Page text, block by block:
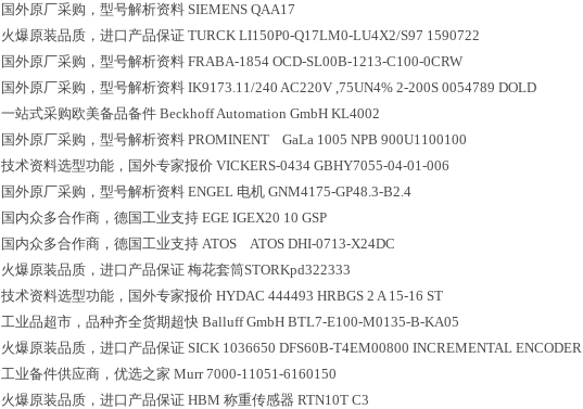
国外原厂采购，型号解析资料 SIEMENS QAA17
火爆原装品质，进口产品保证 TURCK LI150P0-Q17LM0-LU4X2/S97 1590722
国外原厂采购，型号解析资料 FRABA-1854 OCD-SL00B-1213-C100-0CRW
国外原厂采购，型号解析资料 IK9173.11/240 AC220V ,75UN4% 2-200S 0054789 DOLD
一站式采购欧美备品备件 Beckhoff Automation GmbH KL4002
国外原厂采购，型号解析资料 PROMINENT GaLa 1005 NPB 900U1100100
技术资料选型功能，国外专家报价 VICKERS-0434 GBHY7055-04-01-006
国外原厂采购，型号解析资料 ENGEL 电机 GNM4175-GP48.3-B2.4
国内众多合作商，德国工业支持 EGE IGEX20 10 GSP
国内众多合作商，德国工业支持 ATOS ATOS DHI-0713-X24DC
火爆原装品质，进口产品保证 梅花套筒STORKpd322333
技术资料选型功能，国外专家报价 HYDAC 444493 HRBGS 2 A 15-16 ST
工业品超市，品种齐全货期超快 Balluff GmbH BTL7-E100-M0135-B-KA05
火爆原装品质，进口产品保证 SICK 1036650 DFS60B-T4EM00800 INCREMENTAL ENCODER
工业备件供应商，优选之家 Murr 7000-11051-6160150
火爆原装品质，进口产品保证 HBM 称重传感器 RTN10T C3